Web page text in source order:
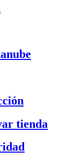
tienda